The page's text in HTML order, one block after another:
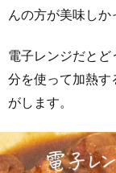
んの方が美味しか
電子レンジだと
分を使って加熱
がします。